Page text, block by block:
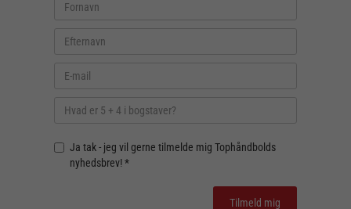
Ja tak - jeg vil gerne tilmelde mig Tophåndbolds
nyhedsbrev! *